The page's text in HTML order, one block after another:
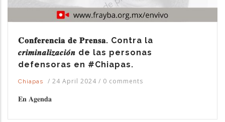
𝐂𝐨𝐧𝐟𝐞𝐫𝐞𝐧𝐜𝐢𝐚 𝐝𝐞 𝐏𝐫𝐞𝐧𝐬𝐚. Contra la
𝒄𝒓𝒊𝒎𝒊𝒏𝒂𝒍𝒊𝒛𝒂𝒄𝒊𝒐́𝒏 de las personas
defensoras en #Chiapas.
Chiapas / 24 April 2024 / 0 comments
𝐄𝐧 𝐀𝐠𝐞𝐧𝐝𝐚